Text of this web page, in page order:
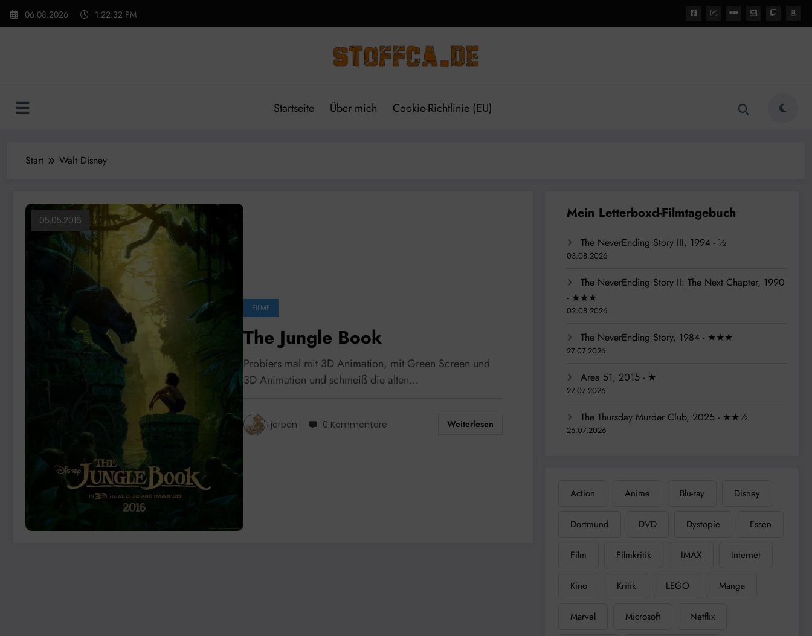
Zum
Inhalt
06.08.2026 1:22:33 PM
Startseite Über mich Cookie-Richtlinie (EU)
Start Walt Disney
05.05.2016
FILME
The Jungle Book
Probiers mal mit 3D Animation, mit Green Screen und
3D Animation und schmeiß die alten…
Tjorben 0 Kommentare Weiterlesen
The NeverEnding Story III, 1994 - ½
03.08.2026
The NeverEnding Story II: The Next Chapter, 1990
- ★★★
02.08.2026
The NeverEnding Story, 1984 - ★★★
27.07.2026
Area 51, 2015 - ★
27.07.2026
The Thursday Murder Club, 2025 - ★★½
26.07.2026
Action Anime Blu-ray Disney
Dortmund DVD Dystopie Essen
Film Filmkritik IMAX Internet
Kino Kritik LEGO Manga
Marvel Microsoft Netflix